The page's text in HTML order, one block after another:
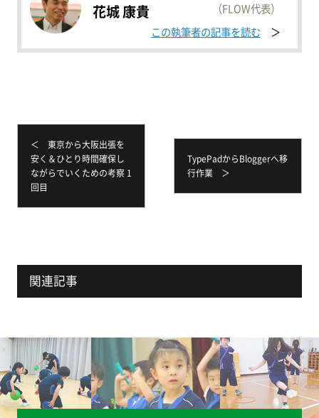
花城 康貴
（FLOW代表）
この執筆者の記事を読む
＜ 東京から大阪出張を
安く＆ひとり時間確保し
ながらでいくための考察 1
回目
TypePadからBloggerへ移
行作業 ＞
関連記事